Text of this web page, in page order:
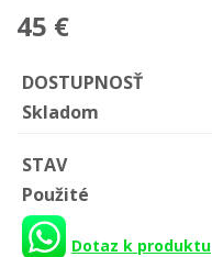
45 €
DOSTUPNOSŤ
Skladom
STAV
Použité
Dotaz k produktu